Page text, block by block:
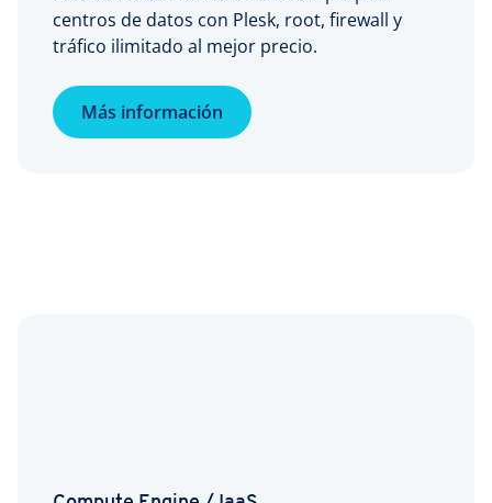
centros de datos con Plesk, root, firewall y
tráfico ilimitado al mejor precio.
Más información